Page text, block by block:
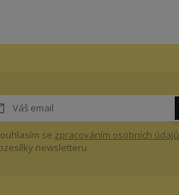
se zpracováním osobních údajů
newsletteru.